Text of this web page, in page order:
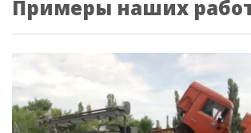
Примеры наших